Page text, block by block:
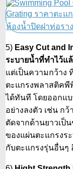
5) Easy Cut and
ระบายน้ำที่ทำไว้แ
แต่เป็นความกว้าง
ตะแกรงพลาสติคพี
ได้ทันที โดยออกแ
อย่างลงตัว เช่น กว้
ตัดจากด้านยาวเป็
ของแผ่นตะแกรงร
กับตะแกรงรุ่นอื่นๆ